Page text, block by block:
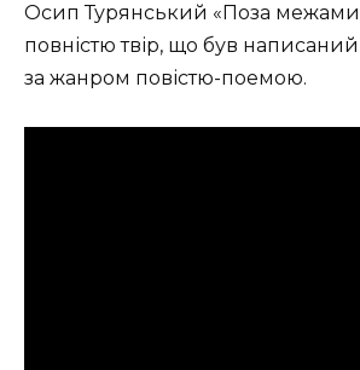
Осип Турянський «Поза межами
повністю твір, що був написаний
за жанром повістю-поемою.